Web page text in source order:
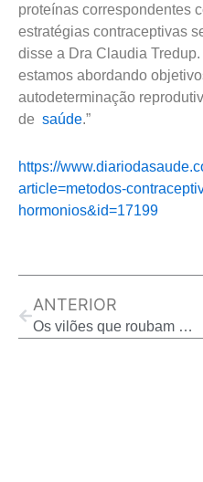
proteínas correspondentes
estratégias contraceptivas
disse a Dra Claudia
estamos abordando
autodeterminação
de saúde.”
https://
article=metodos-
hormonios&id=17199
ANTERIOR
Os vilões que roubam o seu tempo